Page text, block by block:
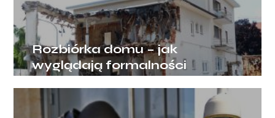
Rozbiórka domu – jak
wyglądają formalności